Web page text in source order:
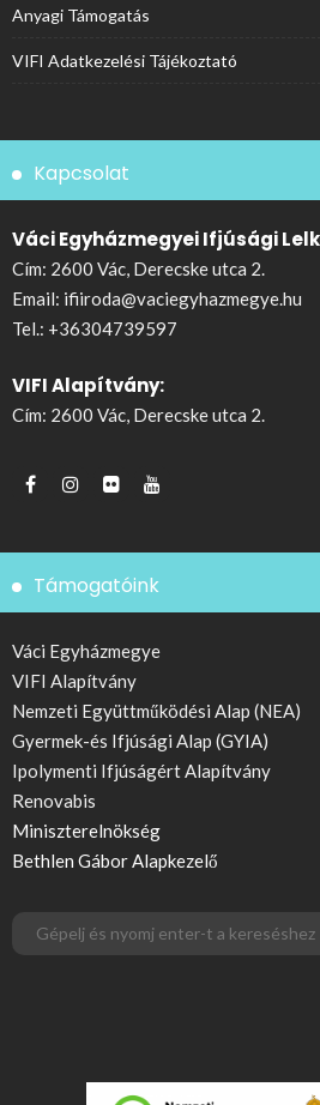
Anyagi Támogatás
VIFI Adatkezelési Tájékoztató
Kapcsolat
Váci Egyházmegyei Ifjúsági
Cím: 2600 Vác, Derecske utca 2.
Email: ifiiroda@vaciegyhazmegye.hu
Tel.: +36304739597
VIFI Alapítvány:
Cím: 2600 Vác, Derecske utca 2.
Támogatóink
Váci Egyházmegye
VIFI Alapítvány
Nemzeti Együttműködési Alap (NEA)
Gyermek-és Ifjúsági Alap (GYIA)
Ipolymenti Ifjúságért Alapítvány
Renovabis
Miniszterelnökség
Bethlen Gábor Alapkezelő